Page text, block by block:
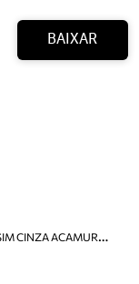
BAIXAR
M
OCASSIM CINZA ACAMURÇADO BICO REDONDO TIRA